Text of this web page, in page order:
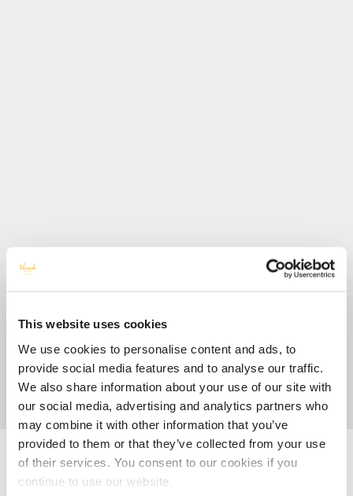
This website uses cookies
We use cookies to personalise content and ads, to
provide social media features and to analyse our traffic.
We also share information about your use of our site with
our social media, advertising and analytics partners who
may combine it with other information that you’ve
provided to them or that they’ve collected from your use
of their services. You consent to our cookies if you
continue to use our website.
Accueil Blog
À la Découverte de l’Île Maurice Autrement : Vivez une